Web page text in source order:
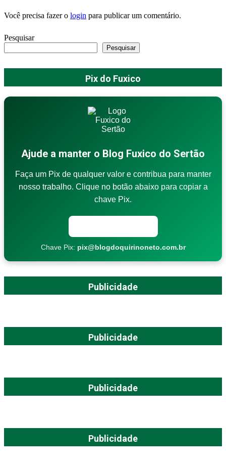
Você precisa fazer o login para publicar um comentário.
Pesquisar
Pesquisar
Pix do Fuxico
Ajude a manter o Blog Fuxico do Sertão
Faça um Pix de qualquer valor e contribua para manter
nosso trabalho. Clique no botão abaixo para copiar a
chave Pix.
Chave Pix: pix@blogdoquirinoneto.com.br
Publicidade
Publicidade
Publicidade
Publicidade